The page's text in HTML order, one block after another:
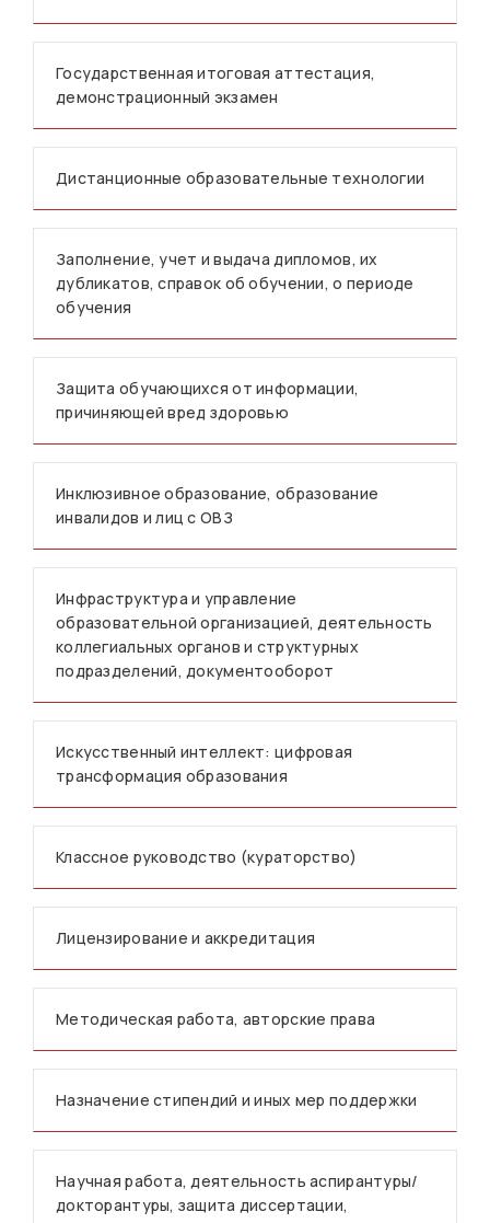
Государственная итоговая аттестация,
демонстрационный экзамен
Дистанционные образовательные технологии
Заполнение, учет и выдача дипломов, их
дубликатов, справок об обучении, о периоде
обучения
Защита обучающихся от информации,
причиняющей вред здоровью
Инклюзивное образование, образование
инвалидов и лиц с ОВЗ
Инфраструктура и управление
образовательной организацией, деятельность
коллегиальных органов и структурных
подразделений, документооборот
Искусственный интеллект: цифровая
трансформация образования
Классное руководство (кураторство)
Лицензирование и аккредитация
Методическая работа, авторские права
Назначение стипендий и иных мер поддержки
Научная работа, деятельность аспирантуры/
докторантуры, защита диссертации,